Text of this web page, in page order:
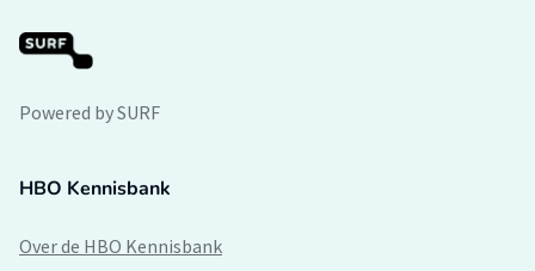
Powered by SURF
HBO Kennisbank
Over de HBO Kennisbank